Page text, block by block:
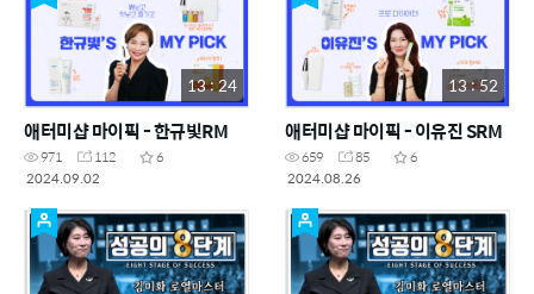
13 : 24
애터미샵 마이픽 - 한규빛RM
971 112
6
2024.09.02
13 : 52
애터미샵 마이픽 - 이유진 SRM
659 85
6
2024.08.26